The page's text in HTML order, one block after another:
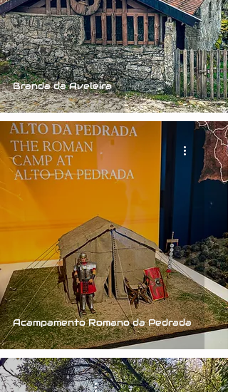
Branda da Aveleira
Acampamento Romano da Pedrada